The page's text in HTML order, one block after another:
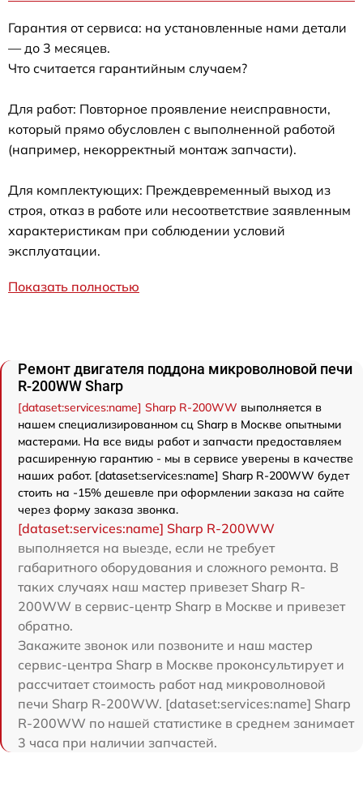
Гарантия от сервиса: на установленные нами детали
— до 3 месяцев.
Что считается гарантийным случаем?
Для работ: Повторное проявление неисправности,
который прямо обусловлен с выполненной работой
(например, некорректный монтаж запчасти).
Для комплектующих: Преждевременный выход из
строя, отказ в работе или несоответствие заявленным
характеристикам при соблюдении условий
эксплуатации.
Показать полностью
Ремонт двигателя поддона микроволновой печи
R-200WW Sharp
[dataset:services:name] Sharp R-200WW выполняется в
нашем специализированном сц Sharp в Москве опытными
мастерами. На все виды работ и запчасти предоставляем
расширенную гарантию - мы в сервисе уверены в качестве
наших работ. [dataset:services:name] Sharp R-200WW будет
стоить на -15% дешевле при оформлении заказа на сайте
через форму заказа звонка.
[dataset:services:name] Sharp R-200WW
выполняется на выезде, если не требует
габаритного оборудования и сложного ремонта. В
таких случаях наш мастер привезет Sharp R-
200WW в сервис-центр Sharp в Москве и привезет
обратно.
Закажите звонок или позвоните и наш мастер
сервис-центра Sharp в Москве проконсультирует и
рассчитает стоимость работ над микроволновой
печи Sharp R-200WW. [dataset:services:name] Sharp
R-200WW по нашей статистике в среднем занимает
3 часа при наличии запчастей.